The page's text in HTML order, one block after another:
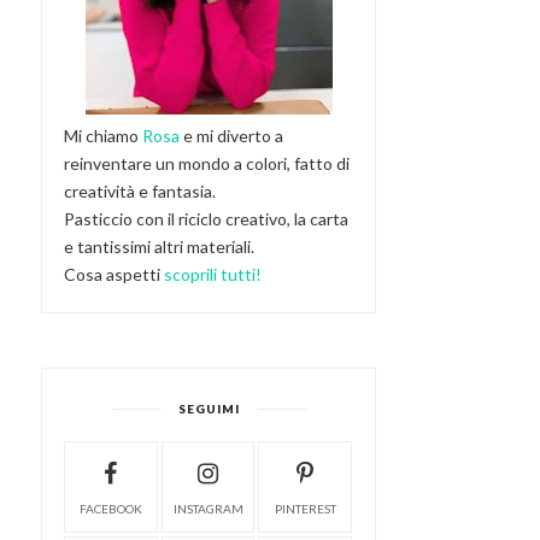
Mi chiamo Rosa e mi diverto a
reinventare un mondo a colori, fatto di
creatività e fantasia.
Pasticcio con il riciclo creativo, la carta
e tantissimi altri materiali.
Cosa aspetti scoprili tutti!
SEGUIMI
FACEBOOK INSTAGRAM PINTEREST